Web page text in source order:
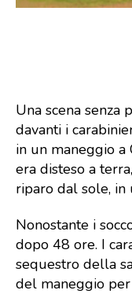
Una scena senza
davanti i
in un maneggio a
era disteso a
riparo dal sole, in
Nonostante i
dopo 48 ore. I
sequestro della
del maneggio